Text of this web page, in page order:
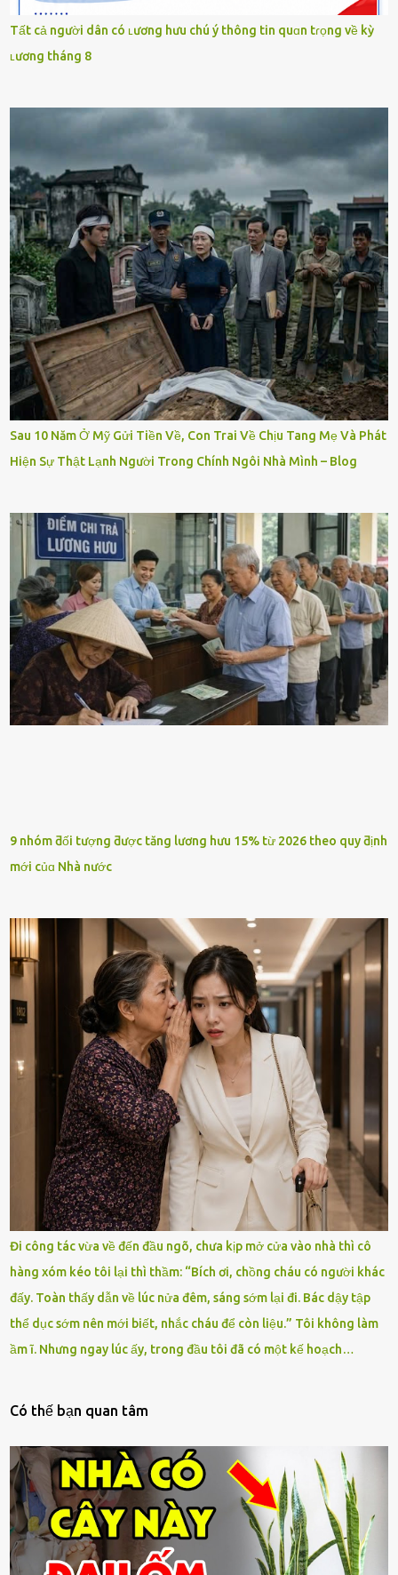
Tất cả người dân có ʟương hưu chú ý thông tin quɑn tɾọng về kỳ
ʟương tháng 8
Sau 10 Năm Ở Mỹ Gửi Tiền Về, Con Trai Về Chịu Tang Mẹ Và Phát
Hiện Sự Thật Lạnh Người Trong Chính Ngôi Nhà Mình – Blog
9 nhóm ƌối tượng ƌược tăng lương hưu 15% từ 2026 theo quy ƌịnh
mới củɑ Nhà nước
Đi công tác vừa về đến đầu ngõ, chưa kịp mở cửa vào nhà thì cô
hàng xóm kéo tôi lại thì thầm: “Bích ơi, chồng cháu có người khác
đấy. Toàn thấy dẫn về lúc nửa đêm, sáng sớm lại đi. Bác dậy tập
thể dục sớm nên mới biết, nhắc cháu để còn liệu.” Tôi không làm
ầm ĩ. Nhưng ngay lúc ấy, trong đầu tôi đã có một kế hoạch…
Có thế bạn quan tâm